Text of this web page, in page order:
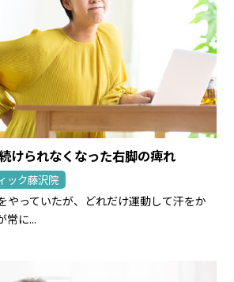
けられなくなった右脚の痺れ
ック藤沢院
やっていたが、どれだけ運動して汗をか
常に...